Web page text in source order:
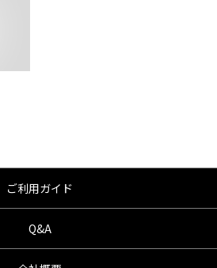
販売終了する場合がありま
ます。
ご利用ガイド
Q&A